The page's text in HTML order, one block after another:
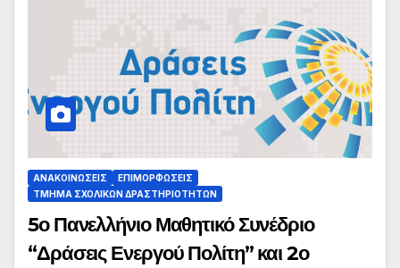
ΑΝΑΚΟΙΝΏΣΕΙΣ
ΕΠΙΜΟΡΦΏΣΕΙΣ
ΤΜΉΜΑ ΣΧΟΛΙΚΏΝ ΔΡΑΣΤΗΡΙΟΤΉΤΩΝ
5ο Πανελλήνιο Μαθητικό Συνέδριο
“Δράσεις Ενεργού Πολίτη” και 2ο